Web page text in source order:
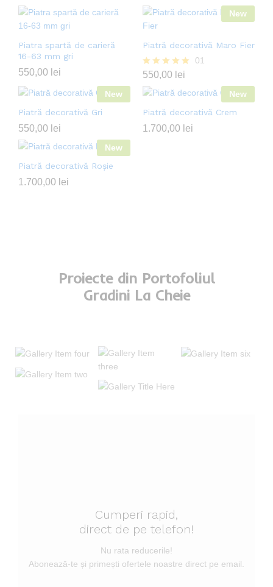
Piatra spartă de carieră
16-63 mm gri
550,00 lei
New
Piatră decorativă Maro Fier
Evaluat la
5.00
din 5
01
550,00 lei
New
Piatră decorativă Gri
550,00 lei
New
Piatră decorativă Crem
1.700,00 lei
New
Piatră decorativă Roșie
1.700,00 lei
Proiecte din Portofoliul
Gradini La Cheie
Cumperi rapid,
direct de pe telefon!
Nu rata reducerile!
Abonează-te și primești ofertele noastre direct pe email.